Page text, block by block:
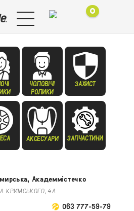
0
ЧОЛОВІЧІ
РОЛИКИ
ЗАХИСТ
АКСЕСУАРИ ЗАПЧАСТИНИ
Академмістечко
КРИМСЬКОГО, 4А
063 777-59-79